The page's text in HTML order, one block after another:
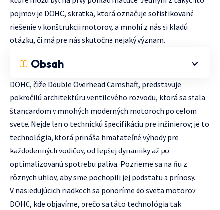
pojmov je DOHC, skratka, ktorá označuje sofistikované
riešenie v konštrukcii motorov, a mnohí z nás si kladú
otázku, či má pre nás skutočne nejaký význam.
Obsah
DOHC, čiže Double Overhead Camshaft, predstavuje
pokročilú architektúru ventilového rozvodu, ktorá sa stala
štandardom v mnohých moderných motoroch po celom
svete. Nejde len o technickú špecifikáciu pre inžinierov; je to
technológia, ktorá prináša hmatateľné výhody pre
každodenných vodičov, od lepšej dynamiky až po
optimalizovanú spotrebu paliva. Pozrieme sa na ňu z
rôznych uhlov, aby sme pochopili jej podstatu a prínosy.
V nasledujúcich riadkoch sa ponoríme do sveta motorov
DOHC, kde objavíme, prečo sa táto technológia tak